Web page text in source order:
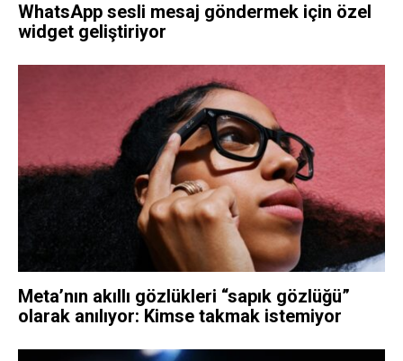
WhatsApp sesli mesaj göndermek için özel
widget geliştiriyor
Meta’nın akıllı gözlükleri “sapık gözlüğü”
olarak anılıyor: Kimse takmak istemiyor